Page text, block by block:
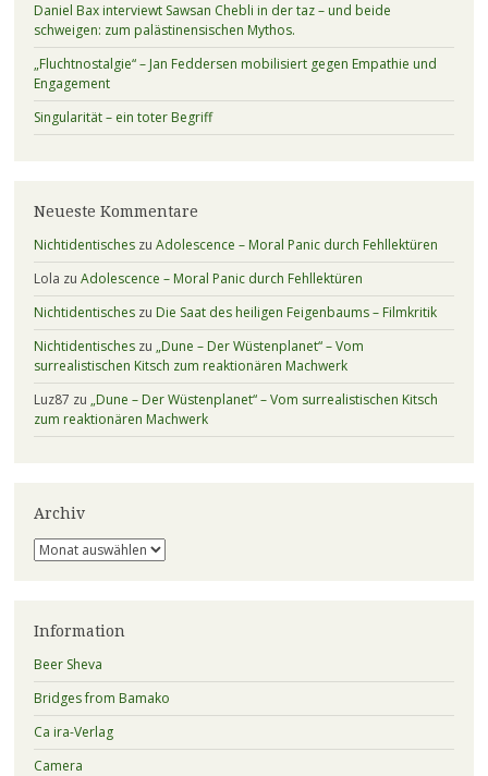
Daniel Bax interviewt Sawsan Chebli in der taz – und beide
schweigen: zum palästinensischen Mythos.
„Fluchtnostalgie“ – Jan Feddersen mobilisiert gegen Empathie und
Engagement
Singularität – ein toter Begriff
Neueste Kommentare
Nichtidentischeszu Adolescence – Moral Panic durch Fehllektüren
Lola zu Adolescence – Moral Panic durch Fehllektüren
Nichtidentischeszu Die Saat des heiligen Feigenbaums – Filmkritik
Nichtidentischeszu „Dune – Der Wüstenplanet“ – Vom
surrealistischen Kitsch zum reaktionären Machwerk
Luz87 zu „Dune – Der Wüstenplanet“ – Vom surrealistischen Kitsch
zum reaktionären Machwerk
Archiv
Archiv
Information
Beer Sheva
Bridges from Bamako
Ca ira-Verlag
Camera